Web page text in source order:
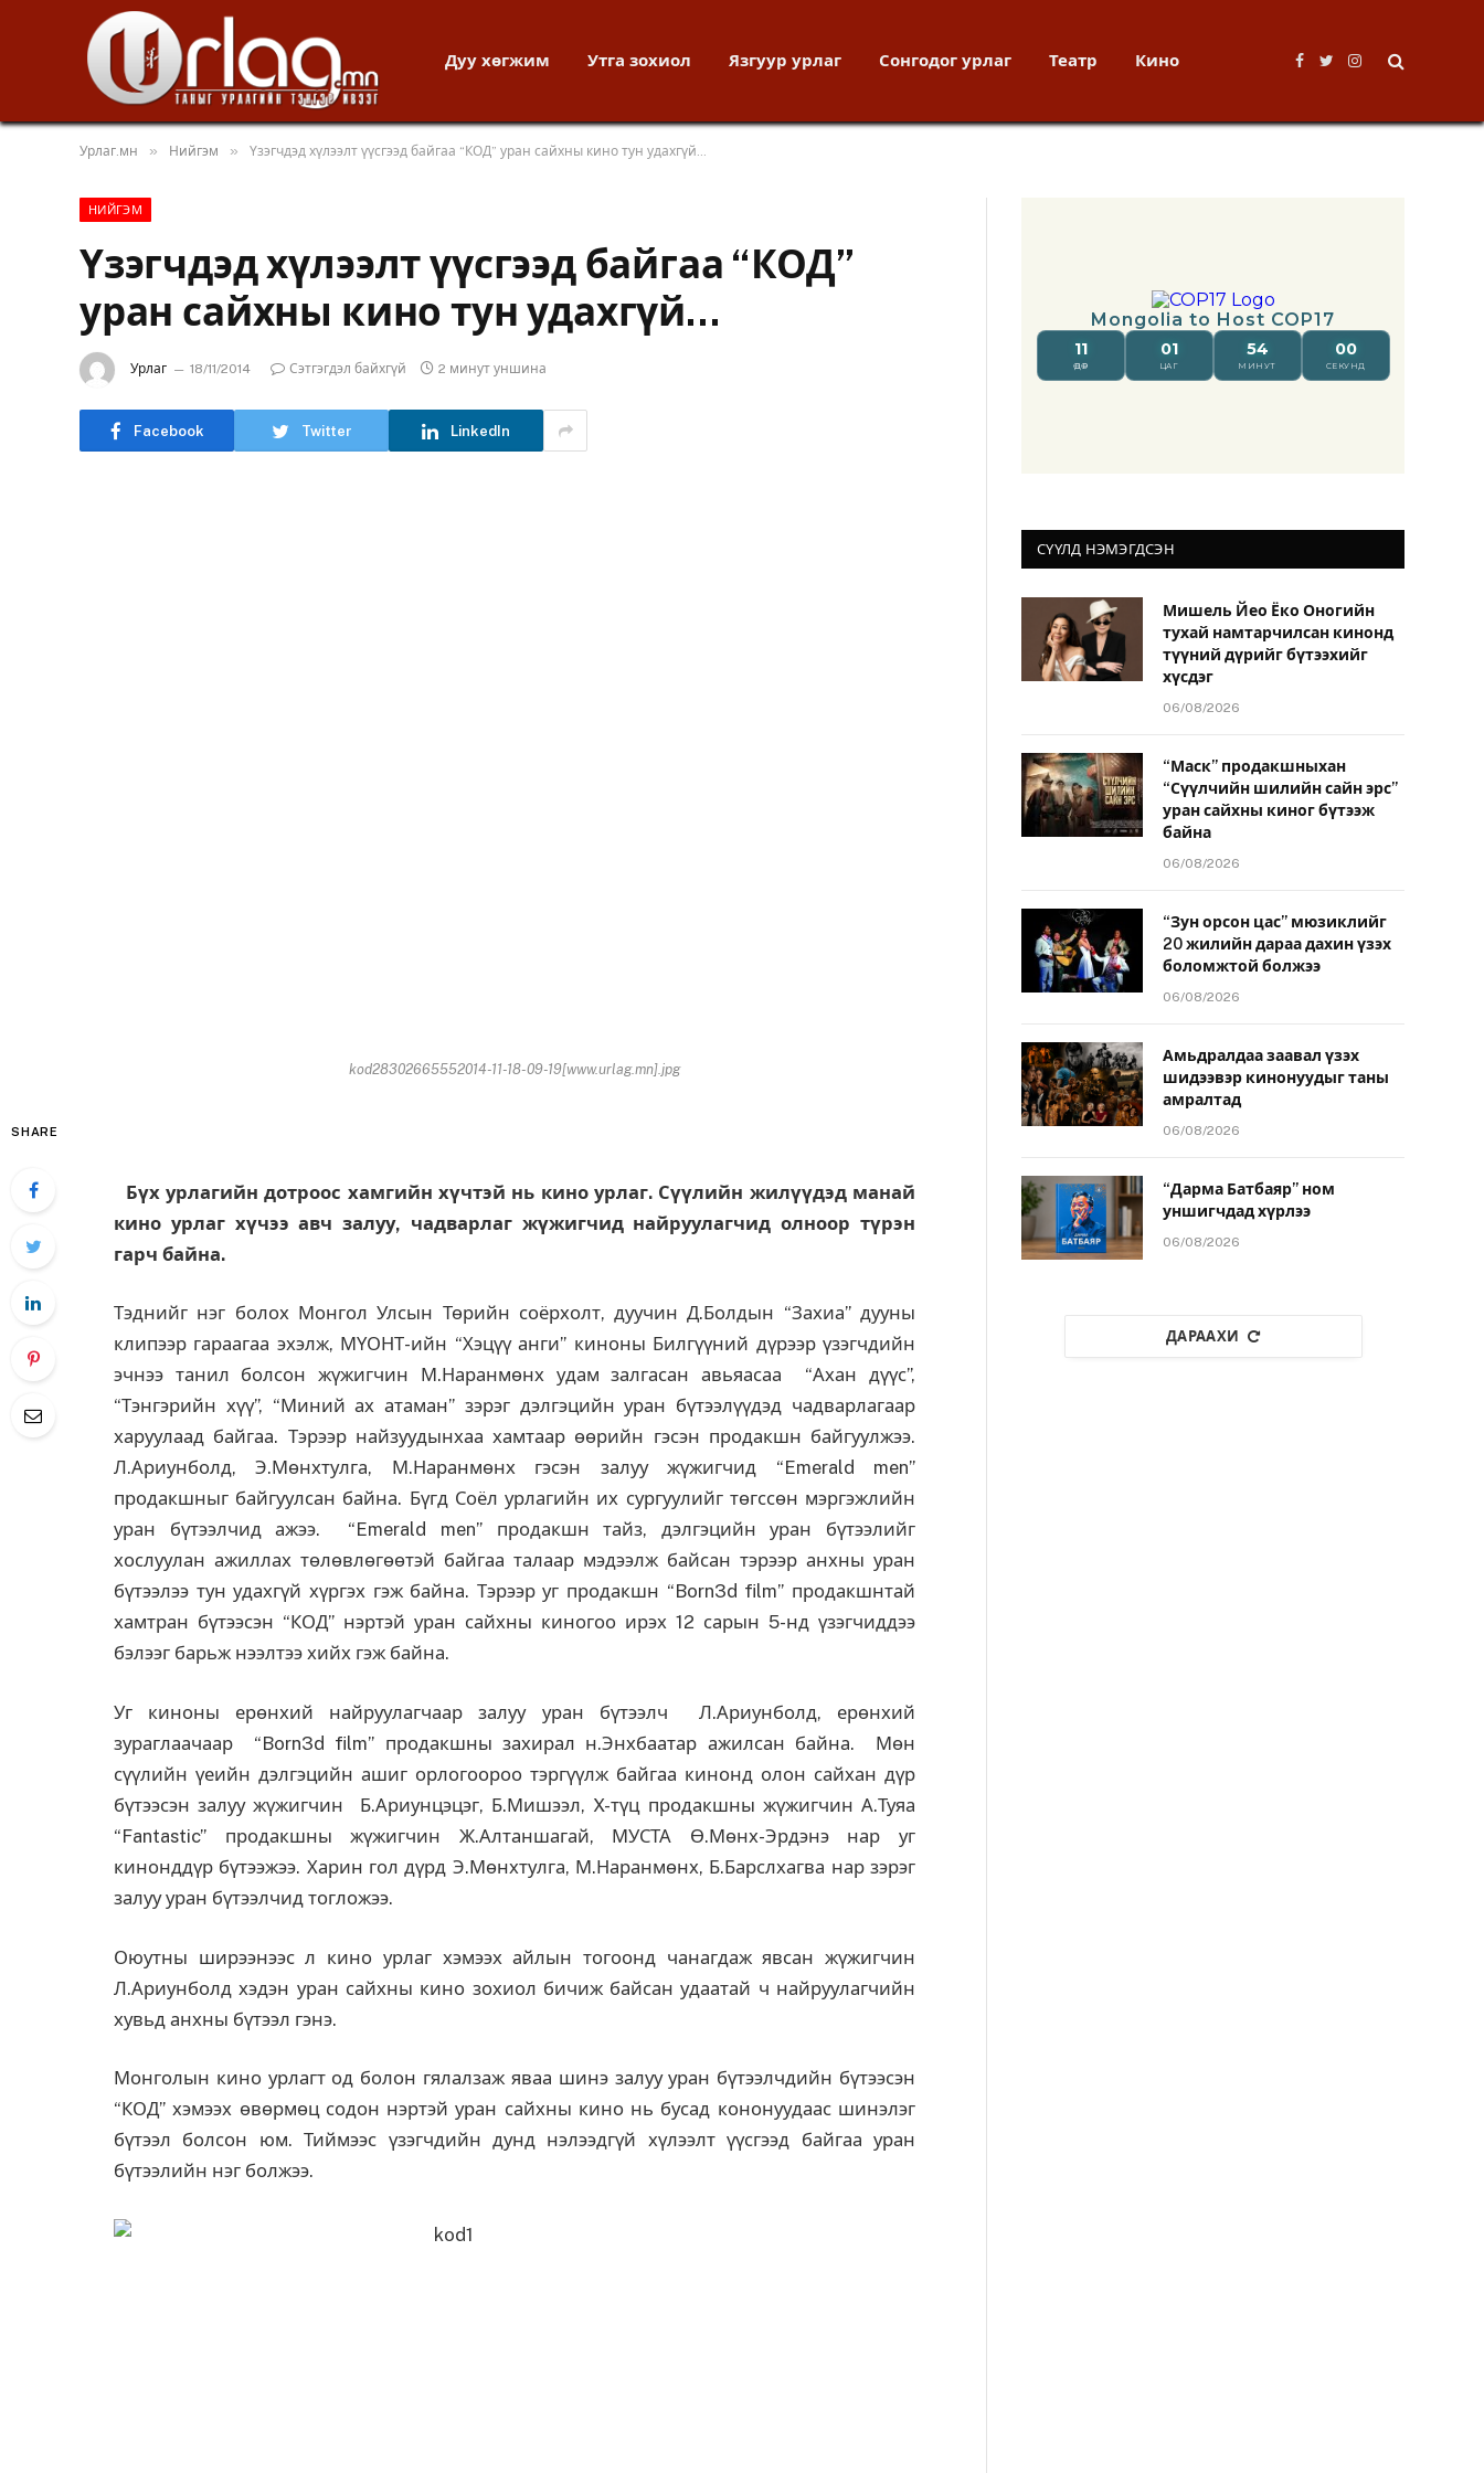
Дуу хөгжим Утга зохиол Язгуур урлаг Сонгодог урлаг Театр Кино
Facebook
TwitterInstagram
Урлаг.мн » Нийгэм » Үзэгчдэд хүлээлт үүсгээд байгаа “КОД” уран сайхны кино тун удахгүй…
НИЙГЭМ
Үзэгчдэд хүлээлт үүсгээд байгаа “КОД”
уран сайхны кино тун удахгүй…
Урлаг 18/11/2014 Сэтгэгдэл байхгүй 2 минут уншина
Facebook Twitter LinkedIn
kod28302665552014-11-18-09-19[www.urlag.mn].jpg
SHARE
Бүх урлагийн дотроос хамгийн хүчтэй нь кино урлаг. Сүүлийн жилүүдэд манай
кино урлаг хүчээ авч залуу, чадварлаг жүжигчид найруулагчид олноор түрэн
гарч байна.
Тэднийг нэг болох Монгол Улсын Төрийн соёрхолт, дуучин Д.Болдын “Захиа” дууны
клипээр гараагаа эхэлж, МҮОНТ-ийн “Хэцүү анги” киноны Билгүүний дүрээр үзэгчдийн
эчнээ танил болсон жүжигчин М.Наранмөнх удам залгасан авьяасаа “Ахан дүүс”,
“Тэнгэрийн хүү”, “Миний ах атаман” зэрэг дэлгэцийн уран бүтээлүүдэд чадварлагаар
харуулаад байгаа. Тэрээр найзуудынхаа хамтаар өөрийн гэсэн продакшн байгуулжээ.
Л.Ариунболд, Э.Мөнхтулга, М.Наранмөнх гэсэн залуу жүжигчид “Emerald men”
продакшныг байгуулсан байна. Бүгд Соёл урлагийн их сургуулийг төгссөн мэргэжлийн
уран бүтээлчид ажээ. “Emerald men” продакшн тайз, дэлгэцийн уран бүтээлийг
хослуулан ажиллах төлөвлөгөөтэй байгаа талаар мэдээлж байсан тэрээр анхны уран
бүтээлээ тун удахгүй хүргэх гэж байна. Тэрээр уг продакшн “Born3d film” продакшнтай
хамтран бүтээсэн “КОД” нэртэй уран сайхны киногоо ирэх 12 сарын 5-нд үзэгчиддээ
бэлээг барьж нээлтээ хийх гэж байна.
Уг киноны ерөнхий найруулагчаар залуу уран бүтээлч Л.Ариунболд, ерөнхий
зураглаачаар “Born3d film” продакшны захирал н.Энхбаатар ажилсан байна. Мөн
сүүлийн үеийн дэлгэцийн ашиг орлогоороо тэргүүлж байгаа кинонд олон сайхан дүр
бүтээсэн залуу жүжигчин Б.Ариунцэцэг, Б.Мишээл, X-түц продакшны жүжигчин А.Туяа
“Fantastic” продакшны жүжигчин Ж.Алтаншагай, МУСТА Ө.Мөнх-Эрдэнэ нар уг
кинонддүр бүтээжээ. Харин гол дүрд Э.Мөнхтулга, М.Наранмөнх, Б.Барслхагва нар зэрэг
залуу уран бүтээлчид тогложээ.
Оюутны ширээнээс л кино урлаг хэмээх айлын тогоонд чанагдаж явсан жүжигчин
Л.Ариунболд хэдэн уран сайхны кино зохиол бичиж байсан удаатай ч найруулагчийн
хувьд анхны бүтээл гэнэ.
Монголын кино урлагт од болон гялалзаж яваа шинэ залуу уран бүтээлчдийн бүтээсэн
“КОД” хэмээх өвөрмөц содон нэртэй уран сайхны кино нь бусад кононуудаас шинэлэг
бүтээл болсон юм. Тиймээс үзэгчдийн дунд нэлээдгүй хүлээлт үүсгээд байгаа уран
бүтээлийн нэг болжээ.
СҮҮЛД НЭМЭГДСЭН
Мишель Йео Ёко Оногийн
тухай намтарчилсан кинонд
түүний дүрийг бүтээхийг
хүсдэг
06/08/2026
“Маск” продакшныхан
“Сүүлчийн шилийн сайн эрс”
уран сайхны киног бүтээж
байна
06/08/2026
“Зун орсон цас” мюзиклийг
20 жилийн дараа дахин үзэх
боломжтой болжээ
06/08/2026
Амьдралдаа заавал үзэх
шидээвэр кинонуудыг таны
амралтад
06/08/2026
“Дарма Батбаяр” ном
уншигчдад хүрлээ
06/08/2026
ДАРААХИ